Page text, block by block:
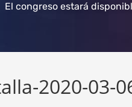
El congreso estará
2020-03-